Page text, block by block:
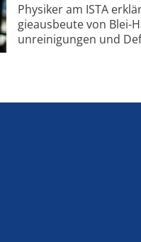
Physiker am ISTA
gie­aus­beu­te von Blei-
unrei­ni­gung­en und